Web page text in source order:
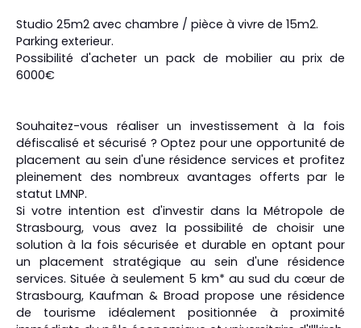
Studio 25m2 avec chambre / pièce à vivre de 15m2.
Parking exterieur.
Possibilité d'acheter un pack de mobilier au prix de
6000€
Souhaitez-vous réaliser un investissement à la fois
défiscalisé et sécurisé ? Optez pour une opportunité de
placement au sein d'une résidence services et profitez
pleinement des nombreux avantages offerts par le
statut LMNP.
Si votre intention est d'investir dans la Métropole de
Strasbourg, vous avez la possibilité de choisir une
solution à la fois sécurisée et durable en optant pour
un placement stratégique au sein d'une résidence
services. Située à seulement 5 km* au sud du cœur de
Strasbourg, Kaufman & Broad propose une résidence
de tourisme idéalement positionnée à proximité